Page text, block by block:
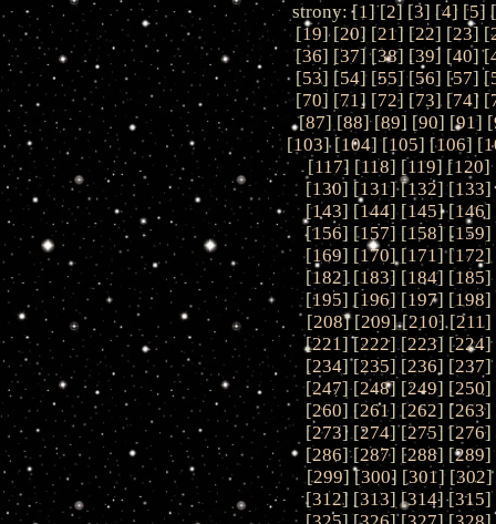
strony: [1] [2] [3] [4] [5] [
[19] [20] [21] [22] [23] [
[36] [37] [38] [39] [40] [
[53] [54] [55] [56] [57] [
[70] [71] [72] [73] [74] [
[87] [88] [89] [90] [91] [
[103] [104] [105] [106] [
[117] [118] [119] [120]
[130] [131] [132] [133]
[143] [144] [145] [146]
[156] [157] [158] [159]
[169] [170] [171] [172]
[182] [183] [184] [185]
[195] [196] [197] [198]
[208] [209] [210] [211]
[221] [222] [223] [224]
[234] [235] [236] [237]
[247] [248] [249] [250]
[260] [261] [262] [263]
[273] [274] [275] [276]
[286] [287] [288] [289]
[299] [300] [301] [302]
[312] [313] [314] [315]